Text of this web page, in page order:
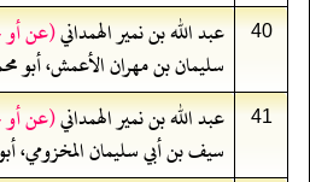
40 عبد الله بن نمير الهمداني(عن أو
سليمان بن مهران الأعمش، أبو
41 عبد الله بن نمير الهمداني(عن أو
سيف بن أبي سليمان المخزومي،